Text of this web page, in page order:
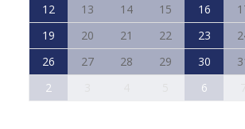
12
13 14 15 16
19
20 21 22 23
26
27 28 29 30
2
6